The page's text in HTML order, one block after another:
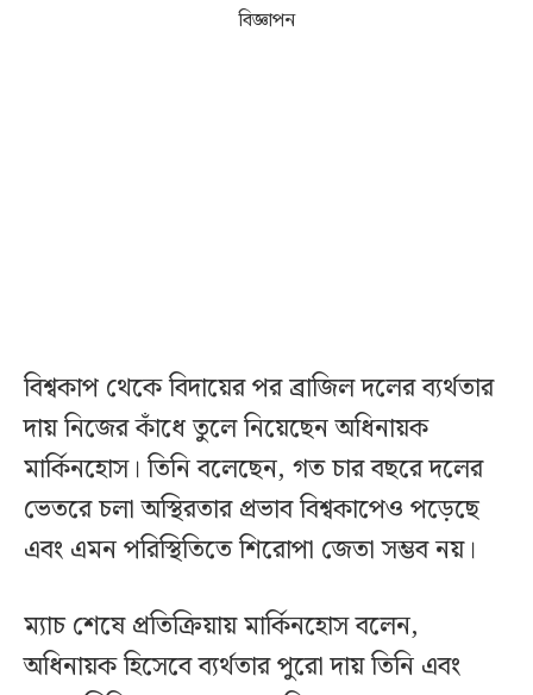
বিজ্ঞাপন
বিশ্বকাপ থেকে বিদায়ের পর ব্রাজিল দলের ব্যর্থতার
দায় নিজের কাঁধে তুলে নিয়েছেন অধিনায়ক
মার্কিনহোস। তিনি বলেছেন, গত চার বছরে দলের
ভেতরে চলা অস্থিরতার প্রভাব বিশ্বকাপেও পড়েছে
এবং এমন পরিস্থিতিতে শিরোপা জেতা সম্ভব নয়।
ম্যাচ শেষে প্রতিক্রিয়ায় মার্কিনহোস বলেন,
অধিনায়ক হিসেবে ব্যর্থতার পুরো দায় তিনি এবং